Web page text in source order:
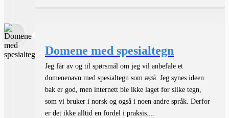
Domene med spesialtegn
Jeg får av og til spørsmål om jeg vil anbefale et
domenenavn med spesialtegn som æøå. Jeg synes ideen
bak er god, men internett ble ikke laget for slike tegn,
som vi bruker i norsk og også i noen andre språk. Derfor
er det ikke alltid en fordel i praksis....